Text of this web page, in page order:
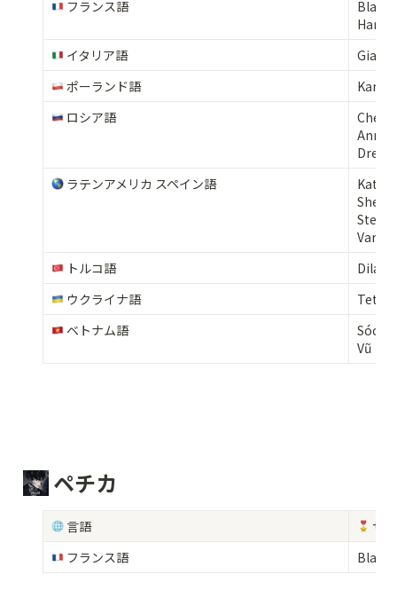
フランス語
Hana
イタリア語
ポーランド語
ロシア語
Anna
ラテンアメリカ スペイン語
トルコ語
Dilara
ウクライナ語
ベトナム語
Sóc
Vũ
ペチカ
言語
サ
フランス語